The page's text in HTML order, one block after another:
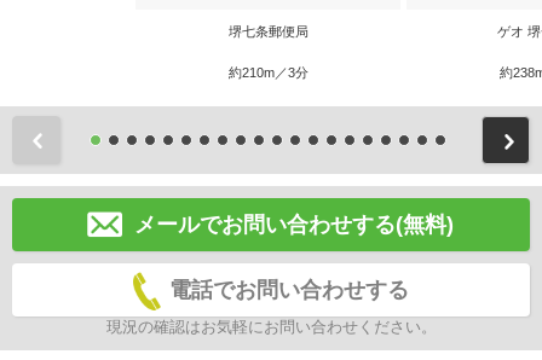
堺七条郵便局
約210m／3分
ゲオ
約
メールでお問い合わせする(無料)
電話でお問い合わせする
現況の確認はお気軽にお問い合わせください。